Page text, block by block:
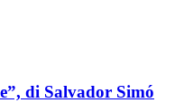
di Salvador Simó